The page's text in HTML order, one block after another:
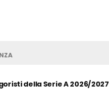
della Serie A 2026/